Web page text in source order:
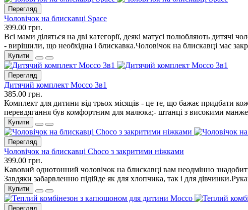
Перегляд
Чоловічок на блискавці Space
399.00 грн.
Всі мами діляться на дві категорії, деякі матусі полюбляють
- вирішили, що необхідна і блискавка.Чоловічок на блискавці має
Купити
Перегляд
Дитячий комплект Mocco 3в1
385.00 грн.
Комплект для дитини від трьох місяців - це те, що бажає придбати
перевдягання був комфортним для малюка;- штанці з високими
Купити
Перегляд
Чоловічок на блискавці Choco з закритими ніжками
399.00 грн.
Кавовий однотонний чоловічок на блискавці вам неодмінно
Завдяки забарвленню підійде як для хлопчика, так і для
Купити
Перегляд